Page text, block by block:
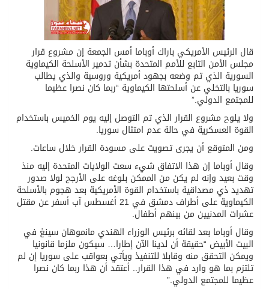
قال الرئيس الأمريكي باراك أوباما أمس الجمعة إن مشروع قرار
مجلس الأمن التابع للأمم المتحدة بشأن تدمير الأسلحة الكيماوية
السورية الذي تم وضعه بجهود أمريكية وروسية والذي يطالب
سوريا بالتخلي عن أسلحتها الكيماوية “ربما كان نصرا عظيما
للمجتمع الدولي.”
ولا يلوح مشروع القرار الذي تم التوصل إليه يوم الخميس باستخدام
القوة العسكرية في حالة عدم امتثال سوريا.
ومن المتوقع أن يجرى تصويت على مسودة القرار خلال ساعات.
وقال أوباما إن هذا الاتفاق شيء سعت الولايات المتحدة إليه منذ
وقت بعيد وإنه لم يكن من الممكن بلوغه على الأرجح لولا صدور
تهديد ذي مصداقية باستخدام القوة الأمريكية بعد هجوم بالأسلحة
الكيماوية على أطراف دمشق في 21 أغسطس آب أسفر عن مقتل
عشرات المدنيين من بينهم أطفال.
وقال أوباما بعد لقائه برئيس الوزراء الهندي مانموهان سينغ في
البيت الأبيض “حقيقة أن لدينا الآن إطارا… سيكون ملزما قانونيا
ويمكن التحقق منه وقابلا للتنفيذ ويأتي بعواقب على سوريا إن لم
تلتزم بما هو وارد في هذا القرار.. أعتقد أن هذا ربما كان نصرا
عظيما للمجتمع الدولي.”